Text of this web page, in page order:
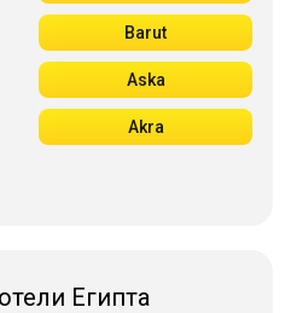
Barut
Aska
Akra
Египта